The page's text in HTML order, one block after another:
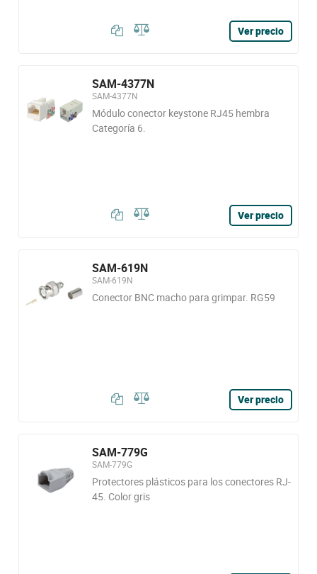
Ver precio
SAM-4377N
SAM-4377N
Módulo conector keystone RJ45 hembra
Categoría 6.
Ver precio
SAM-619N
SAM-619N
Conector BNC macho para grimpar. RG59
Ver precio
SAM-779G
SAM-779G
Protectores plásticos para los conectores RJ-
45. Color gris